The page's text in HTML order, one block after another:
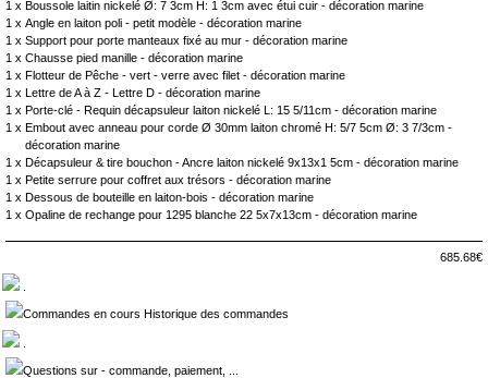
1 x Boussole laitin nickelé Ø: 7 3cm H: 1 3cm avec étui cuir - décoration marine
1 x Angle en laiton poli - petit modèle - décoration marine
1 x Support pour porte manteaux fixé au mur - décoration marine
1 x Chausse pied manille - décoration marine
1 x Flotteur de Pêche - vert - verre avec filet - décoration marine
1 x Lettre de A à Z - Lettre D - décoration marine
1 x Porte-clé - Requin décapsuleur laiton nickelé L: 15 5/11cm - décoration marine
1 x Embout avec anneau pour corde Ø 30mm laiton chromé H: 5/7 5cm Ø: 3 7/3cm -
décoration marine
1 x Décapsuleur & tire bouchon - Ancre laiton nickelé 9x13x1 5cm - décoration marine
1 x Petite serrure pour coffret aux trésors - décoration marine
1 x Dessous de bouteille en laiton-bois - décoration marine
1 x Opaline de rechange pour 1295 blanche 22 5x7x13cm - décoration marine
685.68€
Commandes en cours Historique des commandes
Questions sur - commande, paiement, ...